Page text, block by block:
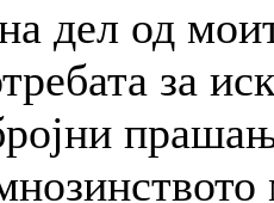
дел од
за